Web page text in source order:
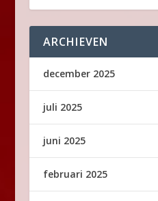
ARCHIEVEN
december 2025
juli 2025
juni 2025
februari 2025